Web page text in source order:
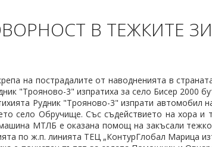
В ТЕЖКИТЕ
на пострадалите от наводненията в
"Трояново-3" изпратиха за село Бисер 2000
Рудник "Трояново-3" изпрати автомобил
село Обручище. Със съдействието на хора и
МТЛБ е оказана помощ на закъсали
по ж.п. линията ТЕЦ „КонтурГлобал Марица